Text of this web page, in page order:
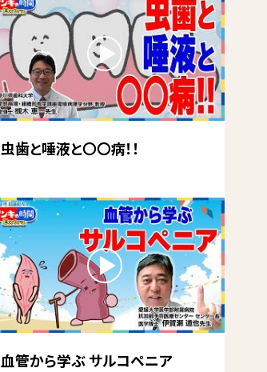
虫歯と唾液と〇〇病！！
血管から学ぶ サルコペニア